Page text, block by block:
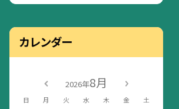
カレンダー
2026年8月
日 月 火 水 木 金 土